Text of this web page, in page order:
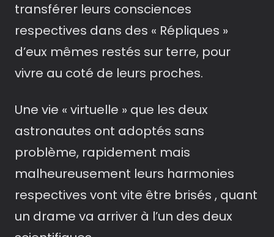
transférer leurs consciences
respectives dans des « Répliques »
d’eux mêmes restés sur terre, pour
vivre au coté de leurs proches.
Une vie « virtuelle » que les deux
astronautes ont adoptés sans
problème, rapidement mais
malheureusement leurs harmonies
respectives vont vite être brisés , quant
un drame va arriver à l’un des deux